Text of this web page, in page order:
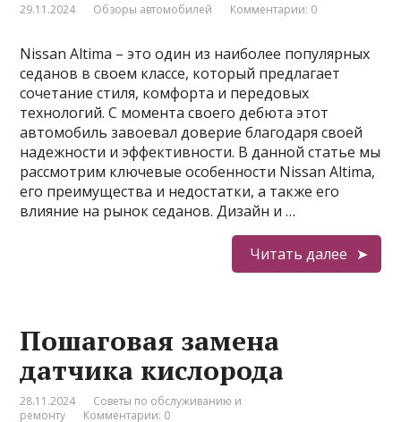
29.11.2024 Обзоры автомобилей Комментарии: 0
Nissan Altima – это один из наиболее популярных
седанов в своем классе, который предлагает
сочетание стиля, комфорта и передовых
технологий. С момента своего дебюта этот
автомобиль завоевал доверие благодаря своей
надежности и эффективности. В данной статье мы
рассмотрим ключевые особенности Nissan Altima,
его преимущества и недостатки, а также его
влияние на рынок седанов. Дизайн и …
Читать далее
Пошаговая замена
датчика кислорода
28.11.2024
Советы по обслуживанию и
ремонту
Комментарии: 0